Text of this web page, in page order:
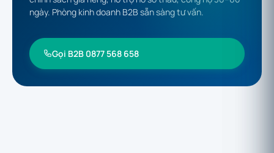
ngày. Phòng kinh doanh B2B sẵn sàng tư vấn.
Gọi B2B 0877 568 658